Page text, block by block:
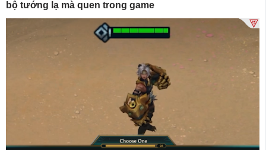
bộ tướng lạ mà quen trong game